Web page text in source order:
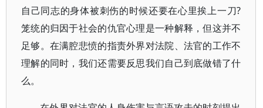
自己同志的身体被刺伤的时候还要在心里挨上一刀?
笼统的归因于社会的仇官心理是一种解释，但这并不
足够。在满腔悲愤的指责外界对法院、法官的工作不
理解的同时，我们还需要反思我们自己到底做错了什
么。